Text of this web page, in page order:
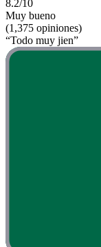
8.2/10
Muy bueno
(1,375 opiniones)
“Todo muy jien”